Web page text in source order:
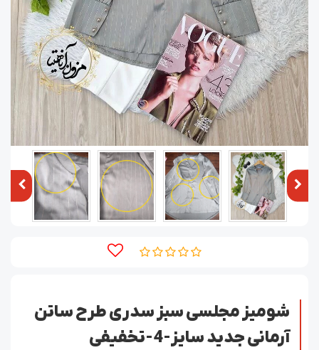
شومیز مجلسی سبز سدری طرح ساتن
آرمانی جدید سایز-4-تخفیفی